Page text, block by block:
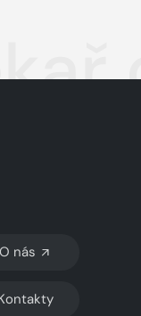
TMAVÝ REŽIM
O nás